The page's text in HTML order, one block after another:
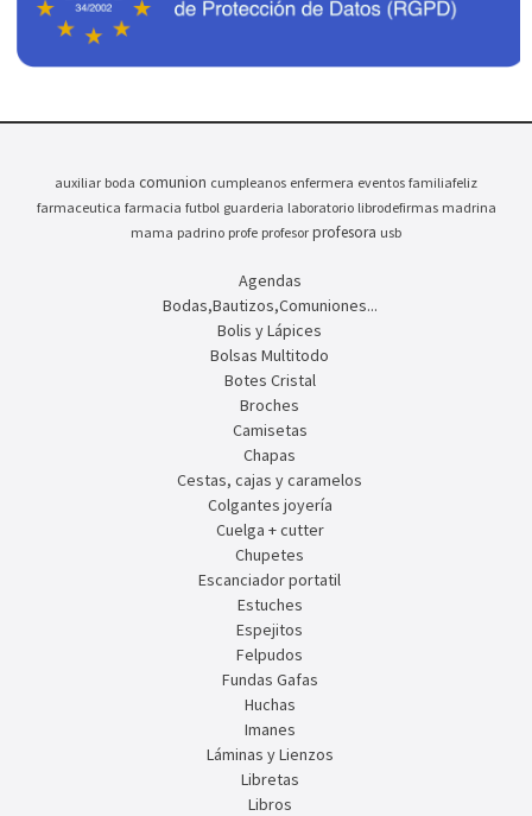
auxiliar boda comunion cumpleanos enfermera eventos familiafeliz
farmaceutica farmacia futbol guarderia laboratorio librodefirmas madrina
mama padrino profe profesor profesora usb
Agendas
Bodas,Bautizos,Comuniones...
Bolis y Lápices
Bolsas Multitodo
Botes Cristal
Broches
Camisetas
Chapas
Cestas, cajas y caramelos
Colgantes joyería
Cuelga + cutter
Chupetes
Escanciador portatil
Estuches
Espejitos
Felpudos
Fundas Gafas
Huchas
Imanes
Láminas y Lienzos
Libretas
Libros